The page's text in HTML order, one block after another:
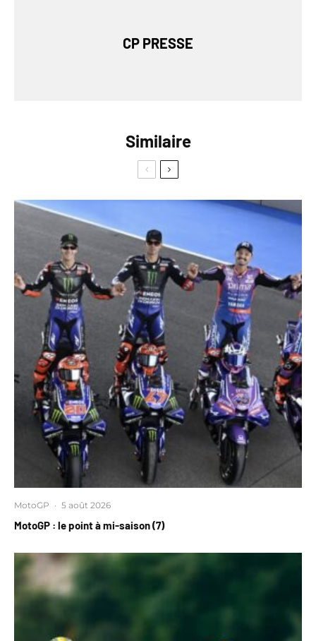
CP PRESSE
Similaire
MotoGP · 5 août 2026
MotoGP : le point à mi-saison (7)